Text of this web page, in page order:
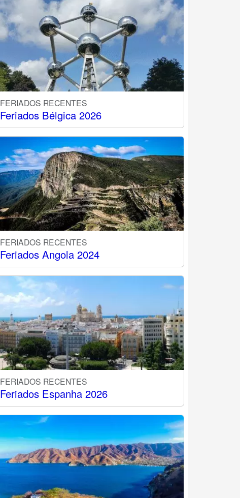
FERIADOS RECENTES
Feriados Bélgica 2026
FERIADOS RECENTES
Feriados Angola 2024
FERIADOS RECENTES
Feriados Espanha 2026